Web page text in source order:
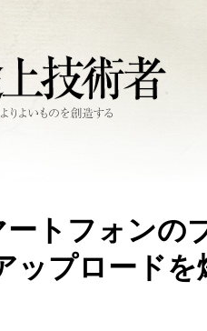
トフォンの
ップロードを